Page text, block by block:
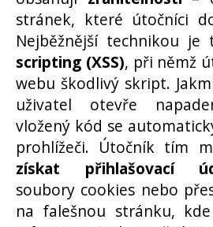
stránek, které útočníci
Nejběžnější technikou je
scripting (XSS), při němž
webu škodlivý skript.
uživatel otevře
vložený kód se
prohlížeči. Útočník tím
získat přihlašovací
soubory cookies nebo
na falešnou stránku,